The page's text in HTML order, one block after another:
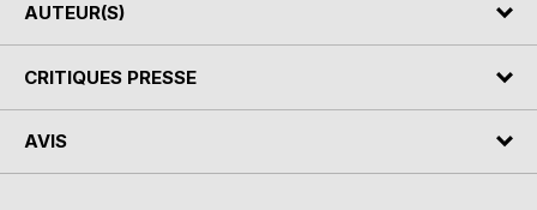
AUTEUR(S)
CRITIQUES PRESSE
AVIS